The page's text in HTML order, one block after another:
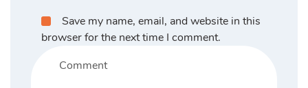
Save my name, email, and website in this
browser for the next time I comment.